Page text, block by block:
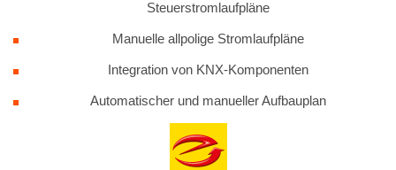
Steuerstromlaufpläne
Manuelle allpolige Stromlaufpläne
Integration von KNX-Komponenten
Automatischer und manueller Aufbauplan